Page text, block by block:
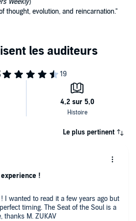
Weekly)
thought, evolution, and reincarnation."
Le plus pertinent
I wanted to read it a few years ago but
timing. The Seat of the Soul is a
thanks M. ZUKAV
!